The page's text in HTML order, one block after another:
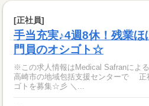
[正社員]
手当充実♪4週8休！残業
門員のオシゴト☆
※この求人情報はMedical Safranによ
高崎市の地域包括支援センターで 正
ゴトを募集☆彡 ＼...